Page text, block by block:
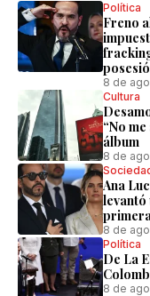
Política
Freno
8 de
Cultura
“No
álbum
8 de
Ana
levantó
8 de
Política
De La
8 de